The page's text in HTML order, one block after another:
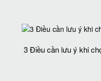
3 Điều cần lưu ý khi